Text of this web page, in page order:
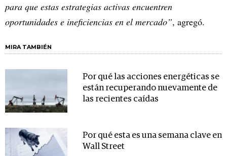
para que estas estrategias activas encuentren
oportunidades e ineficiencias en el mercado”, agregó.
MIRA TAMBIÉN
Por qué las acciones energéticas se
están recuperando nuevamente de
las recientes caídas
Por qué esta es una semana clave en
Wall Street